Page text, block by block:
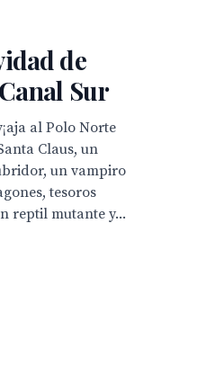
de
Sur
al Polo Norte
Claus, un
un vampiro
tesoros
reptil mutante y...